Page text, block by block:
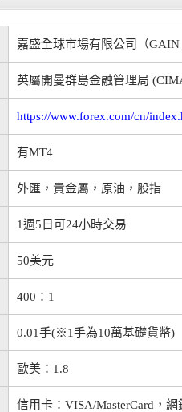
嘉盛全球市場有限公司（GAIN
英屬開曼群島金融管理局
https://www.forex.com/cn/
有MT4
外匯，貴金屬，原油，股指
1週5日可24小時交易
50美元
400：1
0.01手(※1手為10萬基礎貨幣)
歐美：1.8
信用卡：VISA/MasterCard，